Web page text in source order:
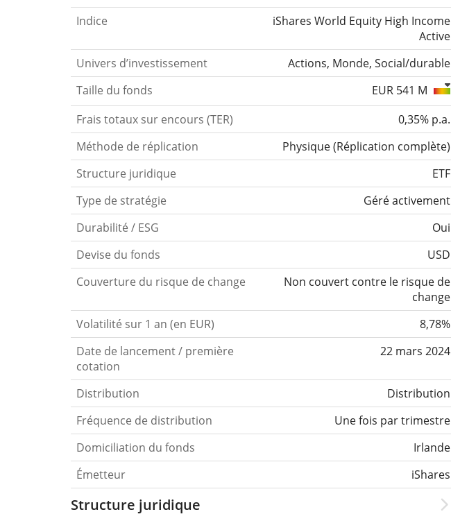
Indice
iShares World Equity High Income
Active
Univers d’investissement
Actions, Monde, Social/durable
Taille du fonds
EUR 541 M
Frais totaux sur encours (TER)
0,35% p.a.
Méthode de réplication
Physique(Réplication complète)
Structure juridique
ETF
Type de stratégie
Géré activement
Durabilité / ESG
Oui
Devise du fonds
USD
Couverture du risque de change
Non couvert contre le risque de
change
Volatilité sur 1 an (en EUR)
8,78%
Date de lancement / première
cotation
22 mars 2024
Distribution
Distribution
Fréquence de distribution
Une fois par trimestre
Domiciliation du fonds
Irlande
Émetteur
iShares
Structure juridique